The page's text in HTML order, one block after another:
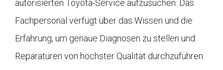
autorisierten Toyota-Service aufzusuchen. Das
Fachpersonal verfügt über das Wissen und die
Erfahrung, um genaue Diagnosen zu stellen und
Reparaturen von höchster Qualität durchzuführen.